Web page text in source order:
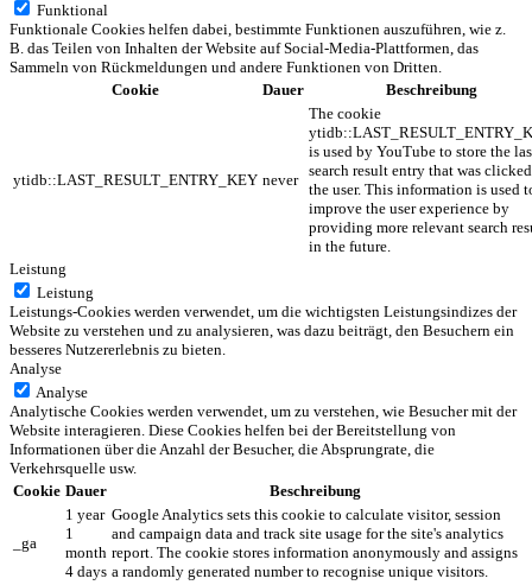
Funktional
Funktionale Cookies helfen dabei, bestimmte Funktionen auszuführen, wie z.
B. das Teilen von Inhalten der Website auf Social-Media-Plattformen, das
Sammeln von Rückmeldungen und andere Funktionen von Dritten.
Cookie
Dauer Beschreibung
ytidb::LAST_RESULT_ENTRY_KEY never
The cookie
is used by YouTube to store the
search result entry that was
the user. This information is used
improve the user experience by
providing more relevant search
in the future.
Leistung
Leistung
Leistungs-Cookies werden verwendet, um die wichtigsten Leistungsindizes der
Website zu verstehen und zu analysieren, was dazu beiträgt, den Besuchern ein
besseres Nutzererlebnis zu bieten.
Analyse
Analyse
Analytische Cookies werden verwendet, um zu verstehen, wie Besucher mit der
Website interagieren. Diese Cookies helfen bei der Bereitstellung von
Informationen über die Anzahl der Besucher, die Absprungrate, die
Verkehrsquelle usw.
Cookie Dauer Beschreibung
_ga
1 year
1
month
4 days
Google Analytics sets this cookie to calculate visitor, session
and campaign data and track site usage for the site's analytics
report. The cookie stores information anonymously and assigns
a randomly generated number to recognise unique visitors.